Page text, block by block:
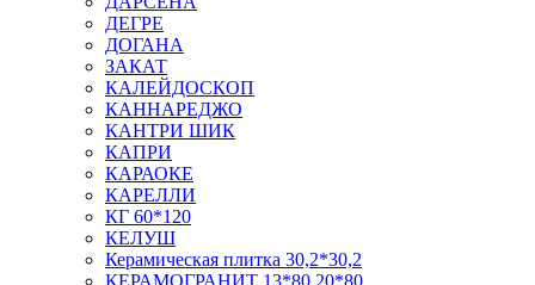
ДЕГРЕ
ДОГАНА
ЗАКАТ
КАЛЕЙДОСКОП
КАННАРЕДЖО
КАНТРИ ШИК
КАПРИ
КАРАОКЕ
КАРЕЛЛИ
КГ 60*120
КЕЛУШ
Керамическая плитка 30,2*30,2